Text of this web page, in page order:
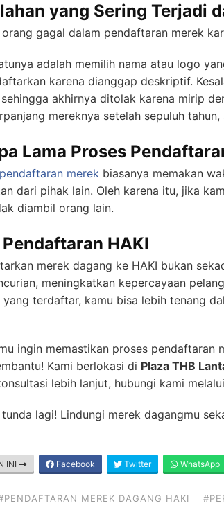
yang Sering Terjadi
orang gagal dalam pendaftaran merek
adalah memilih nama atau logo
karena dianggap deskriptif.
akhirnya ditolak karena mirip
mereknya setelah sepuluh
Lama Proses
merek biasanya memakan
dari pihak lain. Oleh karena itu, jika
diambil orang lain.
HAKI
merek dagang ke HAKI bukan
meningkatkan kepercayaan
yang terdaftar, kamu bisa lebih tenang
ingin memastikan proses pendaftaran
Kami berlokasi di Plaza THB
lebih lanjut, hubungi kami
lagi! Lindungi merek dagangmu
INI Facebook Twitter WhatsApp
MEREK DAGANG HAKI